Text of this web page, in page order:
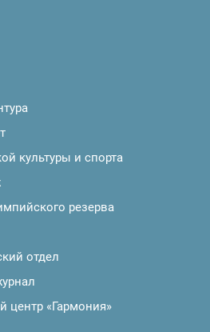
культуры и спорта
резерва
отдел
центр «Гармония»